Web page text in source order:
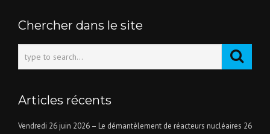
Chercher dans le site
Articles récents
Vendredi 26 juin 2026 – Le démantèlement de réacteurs nucléaires 26